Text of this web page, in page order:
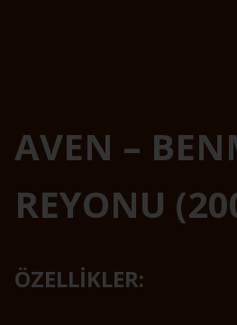
AVEN –
REYONU
ÖZELLİKLER: